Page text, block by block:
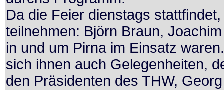
Da die Feier dienstags
teilnehmen: Björn Braun,
in und um Pirna im Einsatz
sich ihnen auch Gelegenheiten,
den Präsidenten des THW,